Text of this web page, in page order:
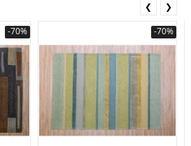
-70% -70%
❮ ❯